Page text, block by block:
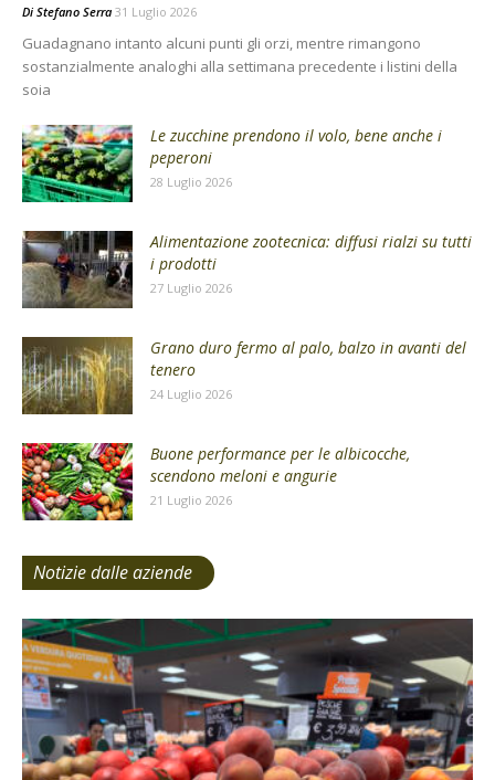
Di Stefano Serra 31 Luglio 2026
Guadagnano intanto alcuni punti gli orzi, mentre rimangono
sostanzialmente analoghi alla settimana precedente i listini della
soia
Le zucchine prendono il volo, bene anche i
peperoni
28 Luglio 2026
Alimentazione zootecnica: diffusi rialzi su tutti
i prodotti
27 Luglio 2026
Grano duro fermo al palo, balzo in avanti del
tenero
24 Luglio 2026
Buone performance per le albicocche,
scendono meloni e angurie
21 Luglio 2026
Notizie dalle aziende